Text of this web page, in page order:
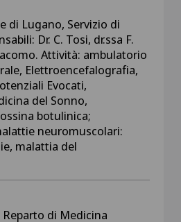
di Lugano, Servizio di
Dr. C. Tosi, dr.ssa F.
Attività: ambulatorio
Elettroencefalografia,
Evocati,
del Sonno,
botulinica;
neuromuscolari:
malattia del
di Medicina